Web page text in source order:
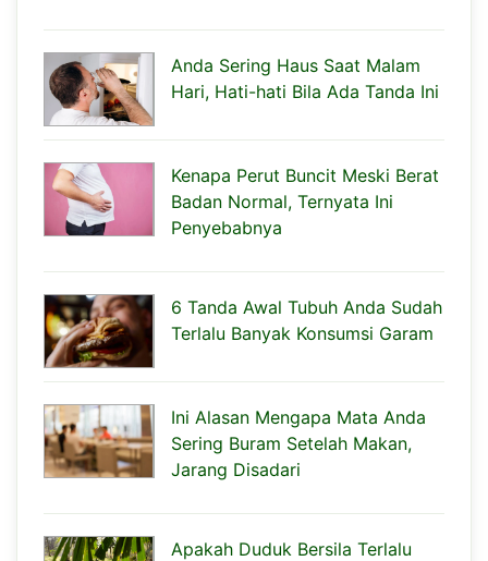
Anda Sering Haus Saat Malam
Hari, Hati-hati Bila Ada Tanda Ini
Kenapa Perut Buncit Meski Berat
Badan Normal, Ternyata Ini
Penyebabnya
6 Tanda Awal Tubuh Anda Sudah
Terlalu Banyak Konsumsi Garam
Ini Alasan Mengapa Mata Anda
Sering Buram Setelah Makan,
Jarang Disadari
Apakah Duduk Bersila Terlalu